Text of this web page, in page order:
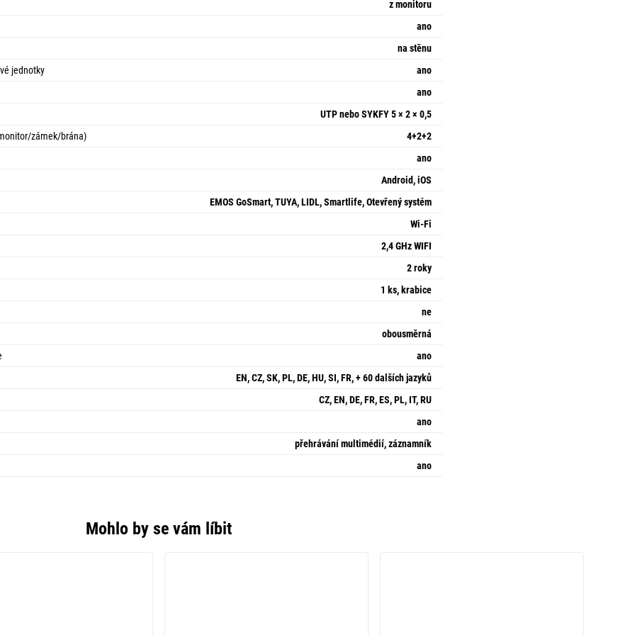
z monitoru
ano
na stěnu
jednotky
ano
ano
UTP nebo SYKFY 5 × 2 × 0,5
zámek/brána)
4+2+2
ano
Android, iOS
EMOS GoSmart, TUYA, LIDL, Smartlife, Otevřený systém
Wi-Fi
2,4 GHz WIFI
2 roky
1 ks, krabice
ne
obousměrná
ano
EN, CZ, SK, PL, DE, HU, SI, FR, + 60 dalších jazyků
CZ, EN, DE, FR, ES, PL, IT, RU
ano
přehrávání multimédií, záznamník
ano
Mohlo by se vám líbit